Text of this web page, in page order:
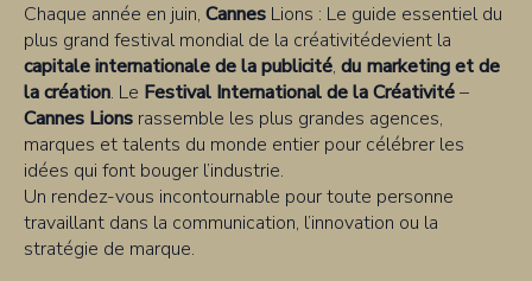
Chaque année en juin, Cannes Lions : Le guide essentiel du
plus grand festival mondial de la créativitédevient la
capitale internationale de la publicité, du marketing et de
la création. Le Festival International de la Créativité–
Cannes Lions rassemble les plus grandes agences,
marques et talents du monde entier pour célébrer les
idées qui font bouger l’industrie.
Un rendez-vous incontournable pour toute personne
travaillant dans la communication, l’innovation ou la
stratégie de marque.